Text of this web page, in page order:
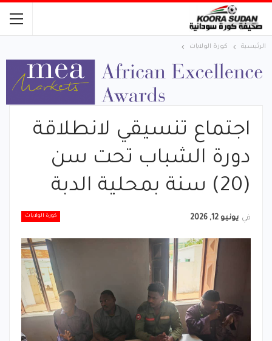
الرئيسية كورة الولايات
اجتماع تنسيقي لانطلاقة
دورة الشباب تحت سن
(20) سنة بمحلية الدبة
كورة الولايات في يونيو 12, 2026